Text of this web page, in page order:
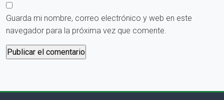
Guarda mi nombre, correo electrónico y web en este
navegador para la próxima vez que comente.